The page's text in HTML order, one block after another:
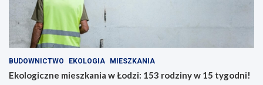
BUDOWNICTWO EKOLOGIA MIESZKANIA
Ekologiczne mieszkania w Łodzi: 153 rodziny w 15 tygodni!